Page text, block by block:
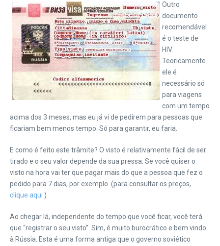
Outro
documento
recomendável
é o teste de
HIV.
Teoricamente
ele é
necessário só
para viagens
com um tempo
acima dos 3 meses, mas eu já vi de pedirem para pessoas que
ficariam bem menos tempo. Só para garantir, eu faria.
E como é feito este trâmite? O visto é relativamente fácil de ser
tirado e o seu valor depende da sua pressa. Se você quiser o
visto na hora vai ter que pagar mais do que a pessoa que fez o
pedido para 7 dias, por exemplo. (para consultar os preços,
clique aqui )
Ao chegar lá, independente do tempo que você ficar, você terá
que “registrar o seu visto”. Sim, é muito burocrático e bem vindo
à Rússia. Esta é uma forma antiga que o governo soviético